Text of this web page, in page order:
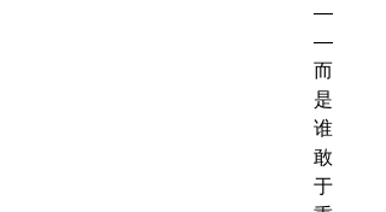
—
—
而
是
谁
敢
于